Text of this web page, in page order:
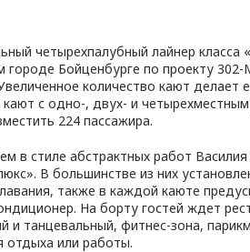
четырехпалубный лайнер класса
городе Бойценбурге по проекту
количество кают делает
с одно-, двух- и
224 пассажира.
в стиле абстрактных работ Василия
В большинстве из них
также в каждой каюте
На борту гостей ждет
танцевальный, фитнес-зона,
отдыха или работы.